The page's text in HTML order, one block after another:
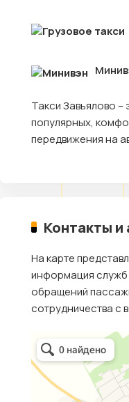
Такси Завьялово
популярных,
передвижения на
Контакты и
На карте
информация служб
обращений
сотрудничества с